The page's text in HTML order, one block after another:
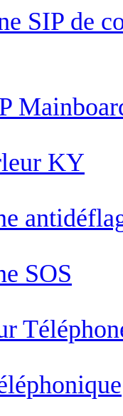
SIP de
KY
SOS